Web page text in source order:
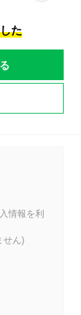
た
情報を利
せん)